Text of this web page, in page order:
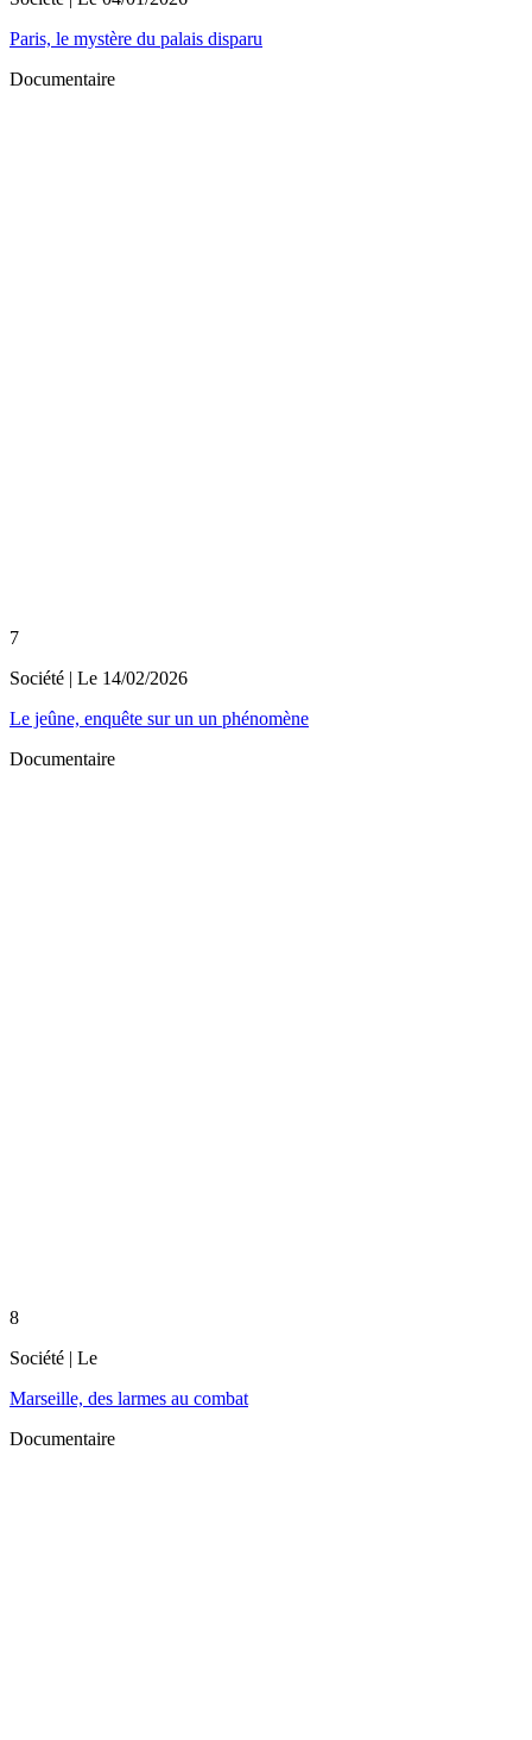
Paris, le mystère du palais disparu
Documentaire
7
Société | Le 14/02/2026
Le jeûne, enquête sur un un phénomène
Documentaire
8
Société | Le
Marseille, des larmes au combat
Documentaire